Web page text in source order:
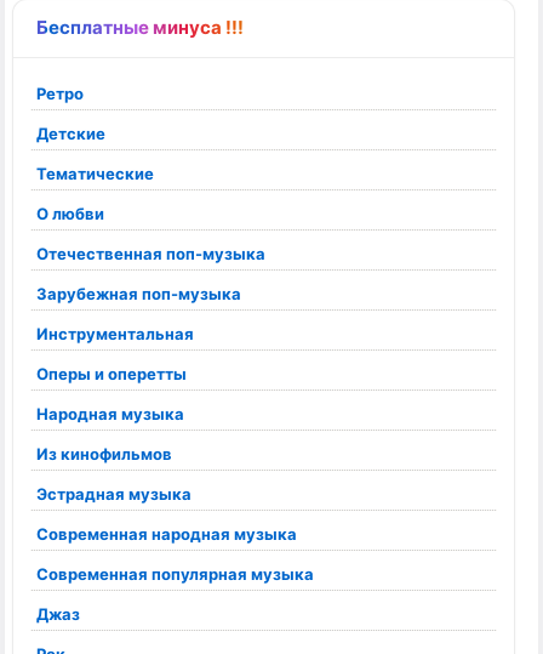
Бесплатные минуса !!!
Ретро
Детские
Тематические
О любви
Отечественная поп-музыка
Зарубежная поп-музыка
Инструментальная
Оперы и оперетты
Народная музыка
Из кинофильмов
Эстрадная музыка
Современная народная музыка
Современная популярная музыка
Джаз